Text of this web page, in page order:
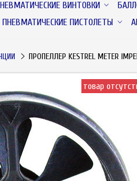
ВИНТОВКИ
ПНЕВМАТИЧЕСКИЕ ПИСТОЛЕТЫ
ПРОПЕЛЛЕР KESTREL METER
товар